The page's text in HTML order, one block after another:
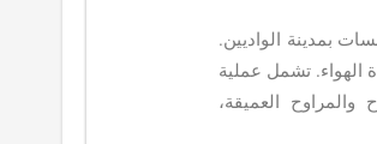
بمدينة الواديين.
الهواء. تشمل عملية
العميقة،